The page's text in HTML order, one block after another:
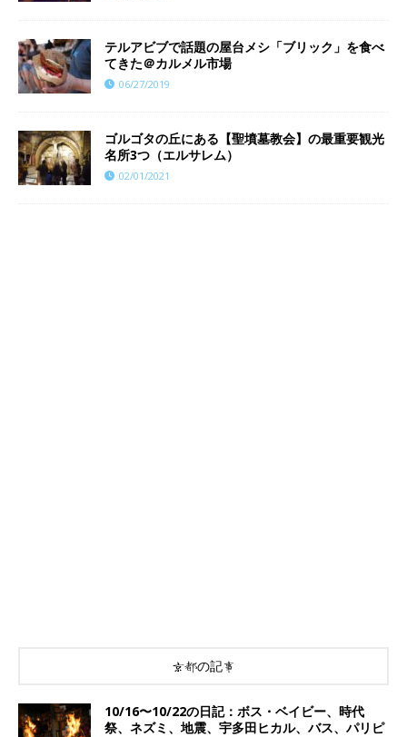
テルアビブで話題の屋台メシ「ブリック」を食べ
てきた＠カルメル市場
06/27/2019
ゴルゴタの丘にある【聖墳墓教会】の最重要観光
名所3つ（エルサレム）
02/01/2021
京都の記事
10/16〜10/22の日記：ボス・ベイビー、時代
祭、ネズミ、地震、宇多田ヒカル、バス、パリピ